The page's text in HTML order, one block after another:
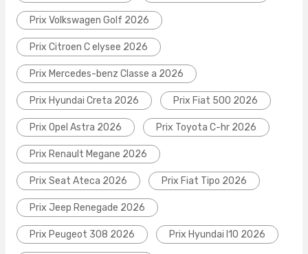
Prix Volkswagen Golf 2026
Prix Citroen C elysee 2026
Prix Mercedes-benz Classe a 2026
Prix Hyundai Creta 2026 Prix Fiat 500 2026
Prix Opel Astra 2026 Prix Toyota C-hr 2026
Prix Renault Megane 2026
Prix Seat Ateca 2026 Prix Fiat Tipo 2026
Prix Jeep Renegade 2026
Prix Peugeot 308 2026 Prix Hyundai I10 2026